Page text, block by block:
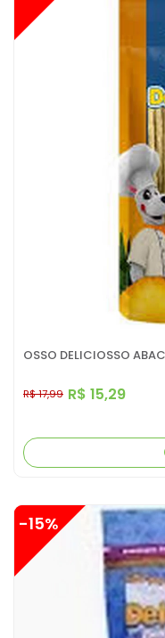
OSSO DELICIOSSO
R$ 15,29
R$ 17,99
-15%